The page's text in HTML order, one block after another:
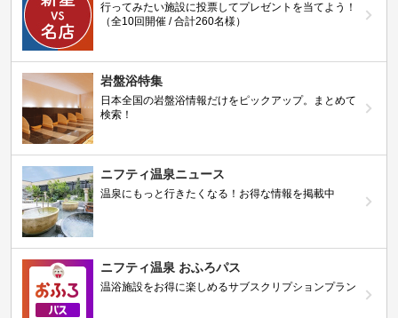
行ってみたい施設に投票してプレゼントを当てよう！
（全10回開催 / 合計260名様）
岩盤浴特集
日本全国の岩盤浴情報だけをピックアップ。まとめて
検索！
ニフティ温泉ニュース
温泉にもっと行きたくなる！お得な情報を掲載中
ニフティ温泉 おふろパス
温浴施設をお得に楽しめるサブスクリプションプラン